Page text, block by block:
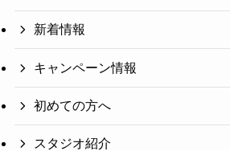
新着情報
キャンペーン情報
初めての方へ
スタジオ紹介